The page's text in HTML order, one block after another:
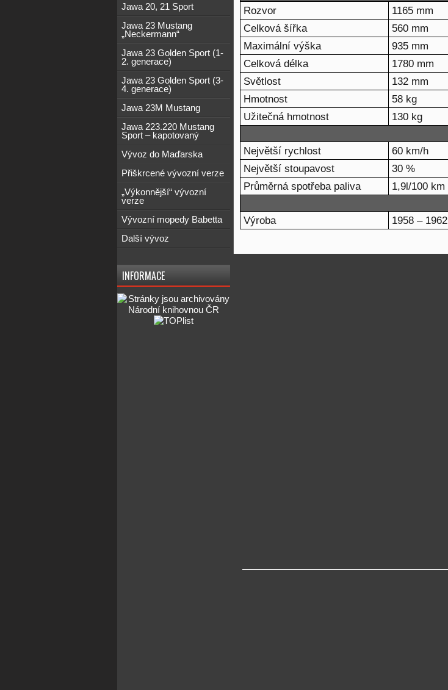
Rozvor
1165 mm
Celková šířka
560 mm
Maximální výška
935 mm
Celková délka
1780 mm
Světlost
132 mm
Hmotnost
58 kg
Užitečná hmotnost
130 kg
Největší rychlost
60 km/h
Největší stoupavost
30 %
Průměrná spotřeba paliva
1,9l/100 km
Výroba
1958 – 1962
Jawa 20, 21 Sport
Jawa 23 Mustang
„Neckermann“
Jawa 23 Golden Sport (1-
2. generace)
Jawa 23 Golden Sport (3-
4. generace)
Jawa 23M Mustang
Jawa 223.220 Mustang
Sport – kapotovaný
Vývoz do Maďarska
Přiškrcené vývozní verze
„Výkonnější“ vývozní
verze
Vývozní mopedy Babetta
Další vývoz
INFORMACE